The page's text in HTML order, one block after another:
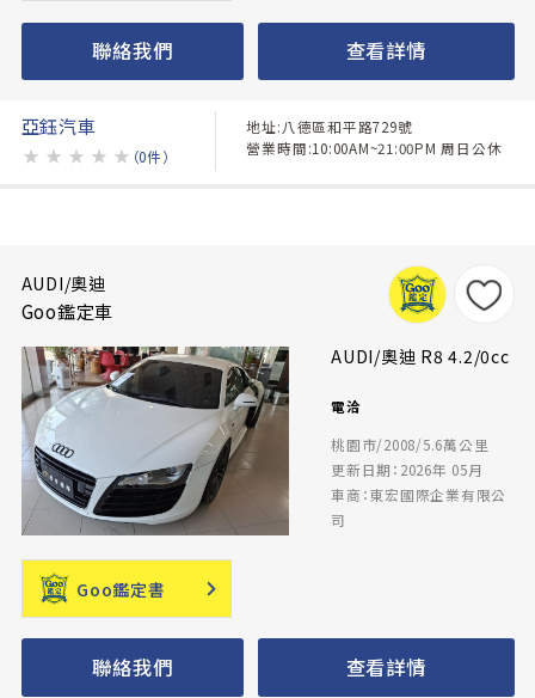
聯絡我們 查看詳情
亞鈺汽車
★ ★ ★ ★ ★ （0件）
地址:八德區和平路729號
營業時間:10:00AM~21:00PM 周日公休
AUDI/奧迪
Goo鑑定車
AUDI/奧迪 R8 4.2/0cc
電洽
桃園市/2008/5.6萬公里
更新日期：2026年 05月
車商：東宏國際企業有限公
司
Goo鑑定書
聯絡我們 查看詳情